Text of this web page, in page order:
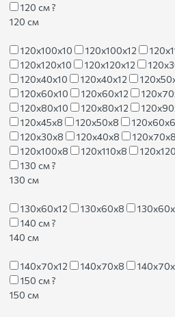
120 см?
120 см
120х100х10 120х100х12
120х120х10
120х120х12
120х40х10
120х40х12
120х60х10
120х60х12
120х80х10
120х80х12
120х45х8
120х50х8 120х60х6
120х30х8
120х40х8 120х70х8
120х100х8
120х110х8
130 см?
130 см
130х60х12 130х60х8
140 см?
140 см
140х70х12 140х70х8
150 см?
150 см